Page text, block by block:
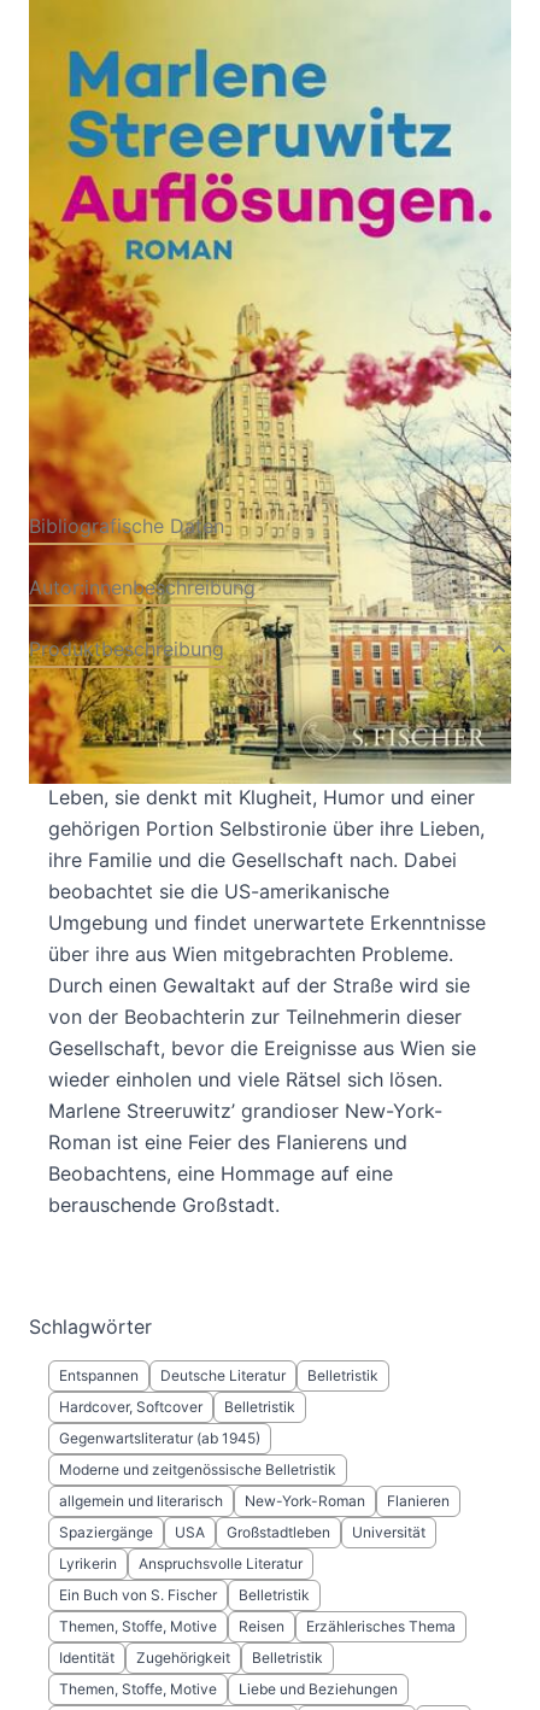
Auflösungen.
Zur Wunschliste hinzufügen
New York.
VonMarlene Streeruwitz
Verlag: S. FISCHER
Buch 416 Seiten
Hardcover
ISBN: 978-3-10397199-
Bibliografische Daten
Autor:innenbeschreibung
Produktbeschreibung
Nina Wagner, 56, Lyrikerin aus Wien, unterrichtet
in New York. Im Gehen durch ihr sehr
persönliches New York erzählt sich ihr ganzes
Leben, sie denkt mit Klugheit, Humor und einer
gehörigen Portion Selbstironie über ihre Lieben,
ihre Familie und die Gesellschaft nach. Dabei
beobachtet sie die US-amerikanische
Umgebung und findet unerwartete Erkenntnisse
über ihre aus Wien mitgebrachten Probleme.
Durch einen Gewaltakt auf der Straße wird sie
von der Beobachterin zur Teilnehmerin dieser
Gesellschaft, bevor die Ereignisse aus Wien sie
wieder einholen und viele Rätsel sich lösen.
Marlene Streeruwitz’ grandioser New-York-
Roman ist eine Feier des Flanierens und
Beobachtens, eine Hommage auf eine
berauschende Großstadt.
Schlagwörter
Entspannen Deutsche Literatur
Belletristik
Hardcover, Softcover
Belletristik
Gegenwartsliteratur (ab 1945)
Moderne und zeitgenössische Belletristik
allgemein und literarisch
New-York-Roman
Flanieren
Spaziergänge
USA Großstadtleben
Universität
Lyrikerin
Anspruchsvolle Literatur
Ein Buch von S. Fischer
Belletristik
Themen, Stoffe, Motive
Reisen
Erzählerisches Thema
Identität
Zugehörigkeit
Belletristik
Themen, Stoffe, Motive
Liebe und Beziehungen